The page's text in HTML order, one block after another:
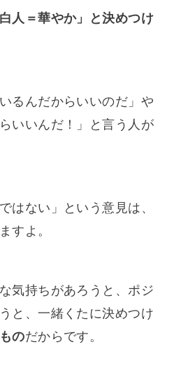
白人＝華やか」と決めつけ
るんだからいいのだ」や
いいんだ！」と言う人が
はない」という意見は、
すよ。
気持ちがあろうと、ポジ
と、一緒くたに決めつけ
のだからです。